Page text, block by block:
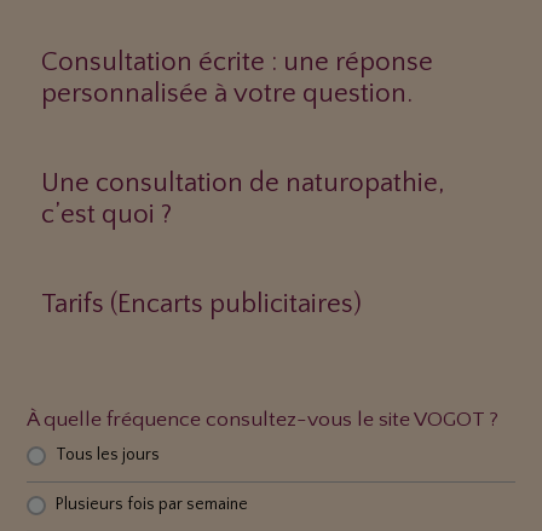
Consultation écrite : une réponse
personnalisée à votre question.
Une consultation de naturopathie,
c’est quoi ?
Tarifs (Encarts publicitaires)
À quelle fréquence consultez-vous le site VOGOT ?
Tous les jours
Plusieurs fois par semaine